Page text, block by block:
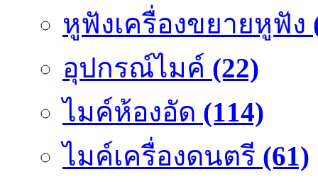
หูฟังเครื่องขยายหูฟัง
อุปกรณ์ไมค์ (22)
ไมค์ห้องอัด (114)
ไมค์เครื่องดนตรี (61)